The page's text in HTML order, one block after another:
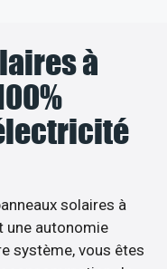
à
solaires à
une autonomie
système, vous êtes